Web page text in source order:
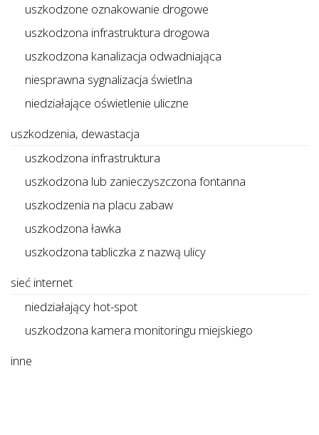
uszkodzone oznakowanie drogowe
uszkodzona infrastruktura drogowa
uszkodzona kanalizacja odwadniająca
niesprawna sygnalizacja świetlna
niedziałające oświetlenie uliczne
uszkodzenia, dewastacja
uszkodzona infrastruktura
uszkodzona lub zanieczyszczona fontanna
uszkodzenia na placu zabaw
uszkodzona ławka
uszkodzona tabliczka z nazwą ulicy
sieć internet
niedziałający hot-spot
uszkodzona kamera monitoringu miejskiego
inne